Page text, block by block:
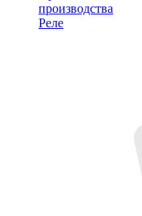
производства
Реле